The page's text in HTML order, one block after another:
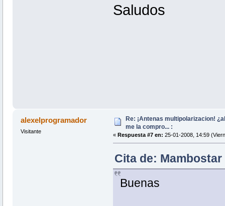
Saludos
alexelprogramador
Visitante
Re: ¡Antenas multipolarizacion!
me la compro... :
« Respuesta #7 en: 25-01-2008, 14:59
Cita de: Mambostar
Buenas